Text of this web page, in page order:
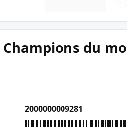
du
2000000009281